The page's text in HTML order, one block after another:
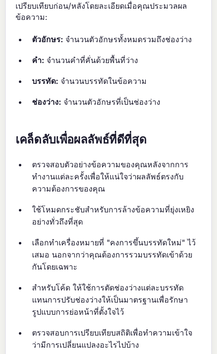
เปรียบเทียบก่อน/หลังโดยละเอียดเมื่อคุณประมวลผล
ข้อความ:
ตัวอักษร: จำนวนตัวอักษรทั้งหมดรวมถึงช่องว่าง
คำ: จำนวนคำที่คั่นด้วยพื้นที่ว่าง
บรรทัด: จำนวนบรรทัดในข้อความ
ช่องว่าง: จำนวนตัวอักษรที่เป็นช่องว่าง
เคล็ดลับเพื่อผลลัพธ์ที่ดีที่สุด
ตรวจสอบตัวอย่างข้อความของคุณหลังจากการ
ทำงานแต่ละครั้งเพื่อให้แน่ใจว่าผลลัพธ์ตรงกับ
ความต้องการของคุณ
ใช้โหมดกระชับสำหรับการล้างข้อความที่ยุ่งเหยิง
อย่างทั่วถึงที่สุด
เลือกทำเครื่องหมายที่ "คงการขึ้นบรรทัดใหม่" ไว้
เสมอ นอกจากว่าคุณต้องการรวมบรรทัดเข้าด้วย
กันโดยเฉพาะ
สำหรับโค้ด ให้ใช้การตัดช่องว่างแต่ละบรรทัด
แทนการปรับช่องว่างให้เป็นมาตรฐานเพื่อรักษา
รูปแบบการย่อหน้าที่ตั้งใจไว้
ตรวจสอบการเปรียบเทียบสถิติเพื่อทำความเข้าใจ
ว่ามีการเปลี่ยนแปลงอะไรไปบ้าง